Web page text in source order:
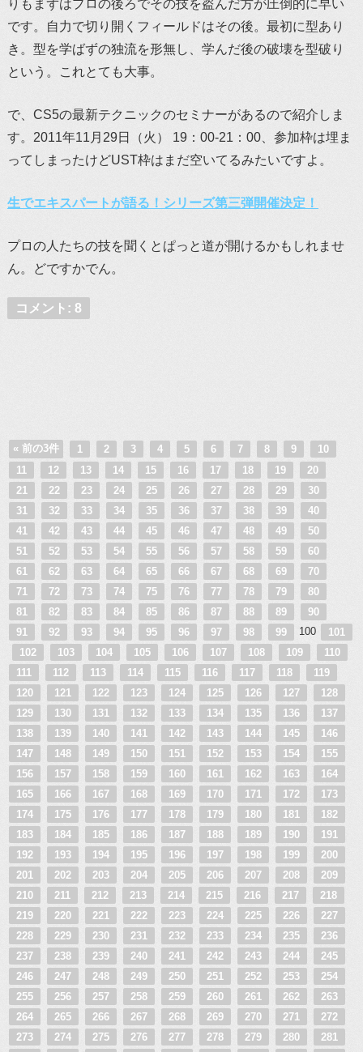
りもまずはプロの後ろでその技を盗んだ方が圧倒的に早い
です。自力で切り開くフィールドはその後。最初に型あり
き。型を学ばずの独流を形無し、学んだ後の破壊を型破り
という。これとても大事。
で、CS5の最新テクニックのセミナーがあるので紹介しま
す。2011年11月29日（火） 19：00-21：00、参加枠は埋ま
ってしまったけどUST枠はまだ空いてるみたいですよ。
生でエキスパートが語る！シリーズ第三弾開催決定！
プロの人たちの技を聞くとぱっと道が開けるかもしれませ
ん。どですかでん。
コメント: 8
« 前の3件 1 2 3 4 5 6 7 8 9
10
11
12 13 14 15 16 17 18 19
20
21
22 23 24 25 26 27 28 29
30
31
32 33 34 35 36 37 38 39
40
41
42 43 44 45 46 47 48 49
50
51
52 53 54 55 56 57 58 59
60
61
62 63 64 65 66 67 68 69
70
71
72 73 74 75 76 77 78 79
80
81
82 83 84 85 86 87 88 89
90
91
92 93 94 95 96 97 98 99 100
101
102
103 104 105 106 107 108 109
110
111
112 113 114 115 116 117 118
119
120
121 122 123 124 125 126 127
128
129
130 131 132 133 134 135 136
137
138
139 140 141 142 143 144 145
146
147
148 149 150 151 152 153 154
155
156
157 158 159 160 161 162 163
164
165
166 167 168 169 170 171 172
173
174
175 176 177 178 179 180 181
182
183
184 185 186 187 188 189 190
191
192
193 194 195 196 197 198 199
200
201
202 203 204 205 206 207 208
209
210
211 212 213 214 215 216 217
218
219
220 221 222 223 224 225 226
227
228
229 230 231 232 233 234 235
236
237
238 239 240 241 242 243 244
245
246
247 248 249 250 251 252 253
254
255
256 257 258 259 260 261 262
263
264
265 266 267 268 269 270 271
272
273
274 275 276 277 278 279 280
281